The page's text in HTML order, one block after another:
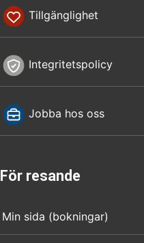
Tillgänglighet
Integritetspolicy
Jobba hos oss
För resande
Min sida (bokningar)